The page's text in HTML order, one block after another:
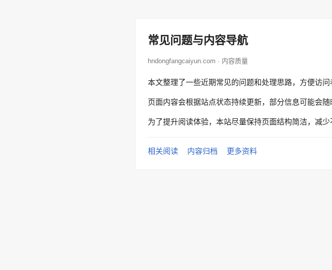
常见问题与内容导航
hndongfangcaiyun.com · 内容质量
本文整理了一些近期常见的问题和处理思路，方便访问
页面内容会根据站点状态持续更新，部分信息可能会随
为了提升阅读体验，本站尽量保持页面结构简洁，减少
相关阅读 内容归档 更多资料